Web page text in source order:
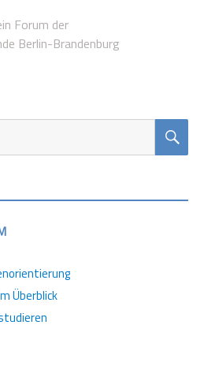
Forum der
Berlin-Brandenburg
Überblick